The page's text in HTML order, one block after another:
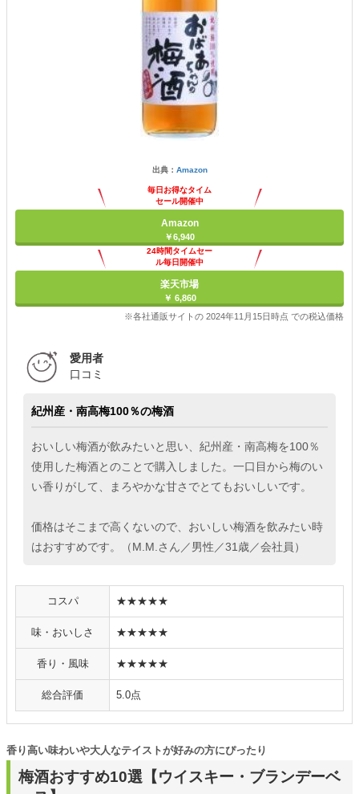
出典： Amazon
毎日お得なタイム
セール開催中
Amazon
￥6,940
24時間タイムセー
ル毎日開催中
楽天市場
￥ 6,860
※各社通販サイトの 2024年11月15日時点 での税込価格
愛用者
口コミ
紀州産・南高梅100％の梅酒
おいしい梅酒が飲みたいと思い、紀州産・南高梅を100％
使用した梅酒とのことで購入しました。一口目から梅のい
い香りがして、まろやかな甘さでとてもおいしいです。
価格はそこまで高くないので、おいしい梅酒を飲みたい時
はおすすめです。（M.M.さん／男性／31歳／会社員）
コスパ ★★★★★
味・おいしさ ★★★★★
香り・風味 ★★★★★
総合評価 5.0点
梅酒おすすめ10選【ウイスキー・ブランデーベ
香り高い味わいや大人なテイストが好みの方にぴったり